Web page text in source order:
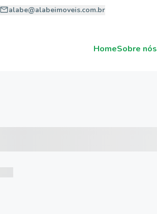
alabe@alabeimoveis.com.br
HomeSobre nós